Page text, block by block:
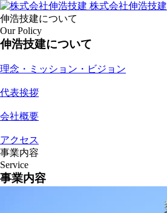
株式会社伸浩技建
伸浩技建について
Our Policy
伸浩技建について
理念・ミッション・ビジョン
代表挨拶
会社概要
アクセス
事業内容
Service
事業内容